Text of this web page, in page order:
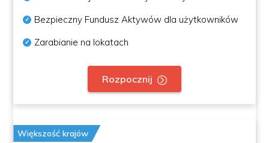
Bezpieczny Fundusz Aktywów dla użytkowników
Zarabianie na lokatach
Rozpocznij
Większość krajów